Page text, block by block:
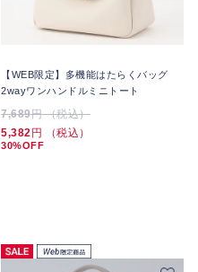
【WEB限定】多機能はたらくバッグ
2wayワンハンドルミニトート
7,689円 （税込）
5,382 円 （税込）
30%OFF